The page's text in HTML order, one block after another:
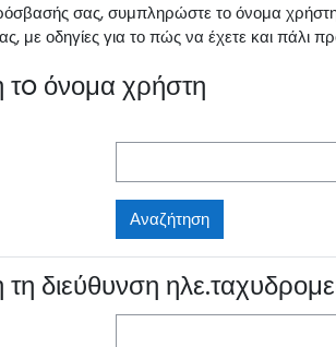
σας, συμπληρώστε το όνομα
με οδηγίες για το πώς να έχετε και πάλι
όνομα χρήστη
διεύθυνση